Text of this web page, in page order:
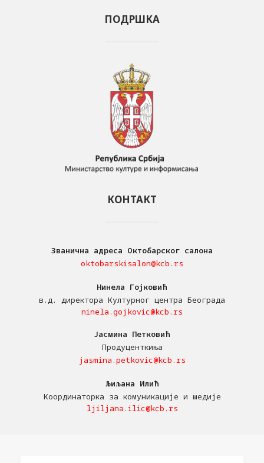
ПОДРШКА
КОНТАКТ
Званична адреса Октобарског салона
oktobarskisalon@kcb.rs
Нинела Гојковић
в.д. директора Културног центра Београда
ninela.gojkovic@kcb.rs
Јасмина Петковић
Продуценткиња
jasmina.petkovic@kcb.rs
Љиљана Илић
Координаторка за комуникације и медије
ljiljana.ilic@kcb.rs